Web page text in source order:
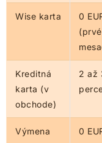
Wise karta
0
Kreditná
karta (v
obchode)
2 až
Výmena
0